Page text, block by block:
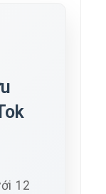
12